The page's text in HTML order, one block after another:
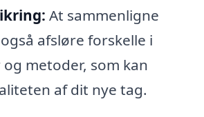
At sammenligne
afsløre forskelle i
metoder, som kan
af dit nye tag.